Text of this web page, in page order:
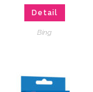
Detail
Bing